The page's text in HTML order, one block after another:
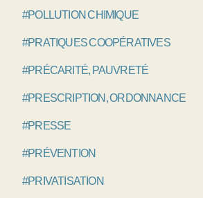
#POLLUTION CHIMIQUE
#PRATIQUES COOPÉRATIVES
#PRÉCARITÉ, PAUVRETÉ
#PRESCRIPTION, ORDONNANCE
#PRESSE
#PRÉVENTION
#PRIVATISATION